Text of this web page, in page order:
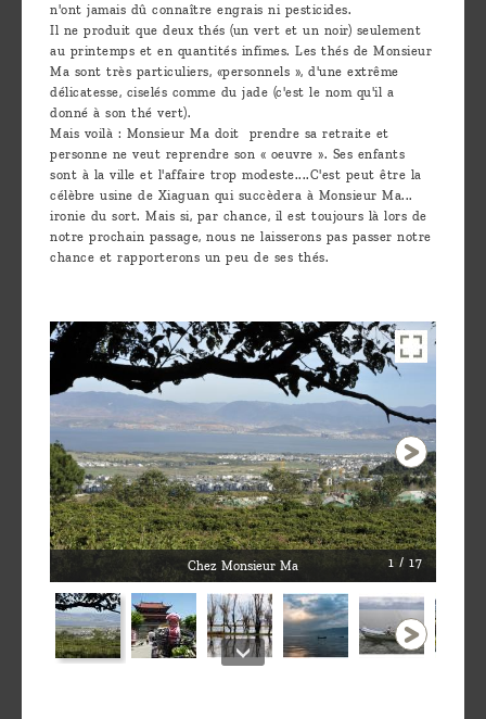
n'ont jamais dû connaître engrais ni pesticides.
Il ne produit que deux thés (un vert et un noir) seulement
au printemps et en quantités infimes. Les thés de Monsieur
Ma sont très particuliers, «personnels », d'une extrême
délicatesse, ciselés comme du jade (c'est le nom qu'il a
donné à son thé vert).
Mais voilà : Monsieur Ma doit prendre sa retraite et
personne ne veut reprendre son « oeuvre ». Ses enfants
sont à la ville et l'affaire trop modeste....C'est peut être la
célèbre usine de Xiaguan qui succèdera à Monsieur Ma...
ironie du sort. Mais si, par chance, il est toujours là lors de
notre prochain passage, nous ne laisserons pas passer notre
chance et rapporterons un peu de ses thés.
Chez Monsieur Ma 1 / 17